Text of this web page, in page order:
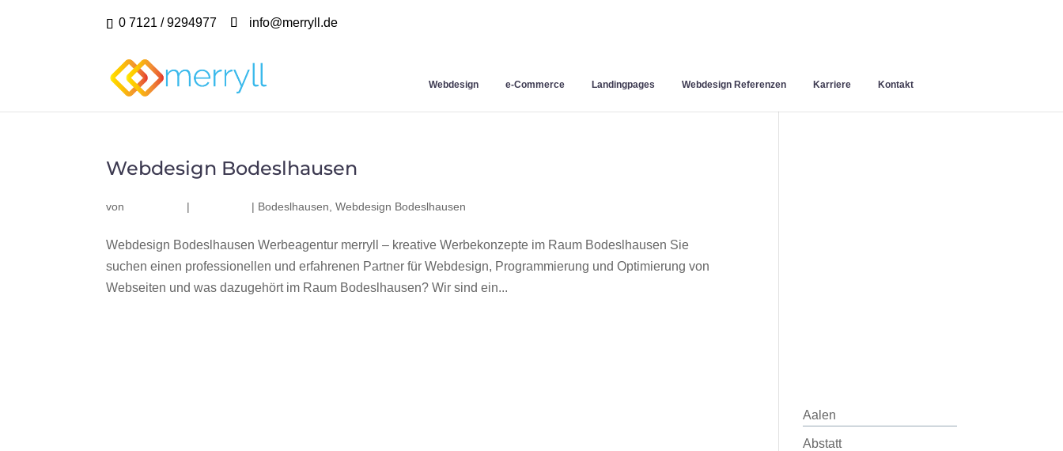
0 7121 / 9294977 info@merryll.de
Webdesign e-Commerce Landingpages Webdesign Referenzen Karriere Kontakt
Webdesign Bodeslhausen
von | | Bodeslhausen ,Webdesign Bodeslhausen
Webdesign Bodeslhausen Werbeagentur merryll – kreative Werbekonzepte im Raum Bodeslhausen Sie
suchen einen professionellen und erfahrenen Partner für Webdesign, Programmierung und Optimierung von
Webseiten und was dazugehört im Raum Bodeslhausen? Wir sind ein...
Aalen
Abstatt